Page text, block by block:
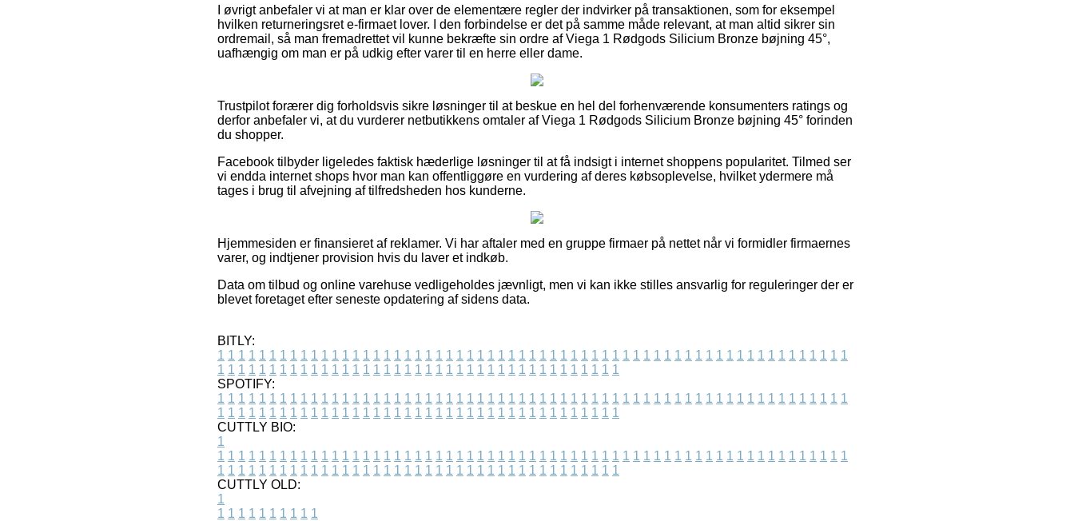
I øvrigt anbefaler vi at man er klar over de elementære regler der indvirker på transaktionen, som for eksempel
hvilken returneringsret e-firmaet lover. I den forbindelse er det på samme måde relevant, at man altid sikrer sin
ordremail, så man fremadrettet vil kunne bekræfte sin ordre af Viega 1 Rødgods Silicium Bronze bøjning 45°,
uafhængig om man er på udkig efter varer til en herre eller dame.
Trustpilot forærer dig forholdsvis sikre løsninger til at beskue en hel del forhenværende konsumenters ratings og
derfor anbefaler vi, at du vurderer netbutikkens omtaler af Viega 1 Rødgods Silicium Bronze bøjning 45° forinden
du shopper.
Facebook tilbyder ligeledes faktisk hæderlige løsninger til at få indsigt i internet shoppens popularitet. Tilmed ser
vi endda internet shops hvor man kan offentliggøre en vurdering af deres købsoplevelse, hvilket ydermere må
tages i brug til afvejning af tilfredsheden hos kunderne.
Hjemmesiden er finansieret af reklamer. Vi har aftaler med en gruppe firmaer på nettet når vi formidler firmaernes
varer, og indtjener provision hvis du laver et indkøb.
Data om tilbud og online varehuse vedligeholdes jævnligt, men vi kan ikke stilles ansvarlig for reguleringer der er
blevet foretaget efter seneste opdatering af sidens data.
BITLY:
1 1 1 1 1 1 1 1 1 1 1 1 1 1 1 1 1 1 1 1 1 1 1 1 1 1 1 1 1 1 1 1 1 1 1 1 1 1 1 1 1 1 1 1 1 1 1 1 1 1 1 1 1 1 1 1 1 1 1 1 1
1 1 1 1 1 1 1 1 1 1 1 1 1 1 1 1 1 1 1 1 1 1 1 1 1 1 1 1 1 1 1 1 1 1 1 1 1 1 1
SPOTIFY:
1 1 1 1 1 1 1 1 1 1 1 1 1 1 1 1 1 1 1 1 1 1 1 1 1 1 1 1 1 1 1 1 1 1 1 1 1 1 1 1 1 1 1 1 1 1 1 1 1 1 1 1 1 1 1 1 1 1 1 1 1
1 1 1 1 1 1 1 1 1 1 1 1 1 1 1 1 1 1 1 1 1 1 1 1 1 1 1 1 1 1 1 1 1 1 1 1 1 1 1
CUTTLY BIO:
1
1 1 1 1 1 1 1 1 1 1 1 1 1 1 1 1 1 1 1 1 1 1 1 1 1 1 1 1 1 1 1 1 1 1 1 1 1 1 1 1 1 1 1 1 1 1 1 1 1 1 1 1 1 1 1 1 1 1 1 1 1
1 1 1 1 1 1 1 1 1 1 1 1 1 1 1 1 1 1 1 1 1 1 1 1 1 1 1 1 1 1 1 1 1 1 1 1 1 1 1
CUTTLY OLD:
1
1 1 1 1 1 1 1 1 1 1